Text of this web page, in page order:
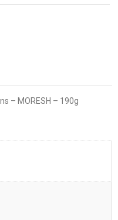
– MORESH – 190g